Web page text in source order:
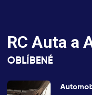
RC Auta a
OBLÍBENÉ